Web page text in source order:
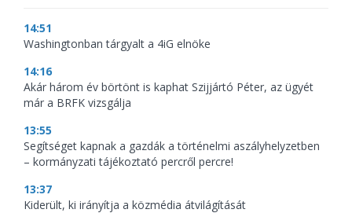
14:51
Washingtonban tárgyalt a 4iG elnöke
14:16
Akár három év börtönt is kaphat Szijjártó Péter, az ügyét
már a BRFK vizsgálja
13:55
Segítséget kapnak a gazdák a történelmi aszályhelyzetben
– kormányzati tájékoztató percről percre!
13:37
Kiderült, ki irányítja a közmédia átvilágítását